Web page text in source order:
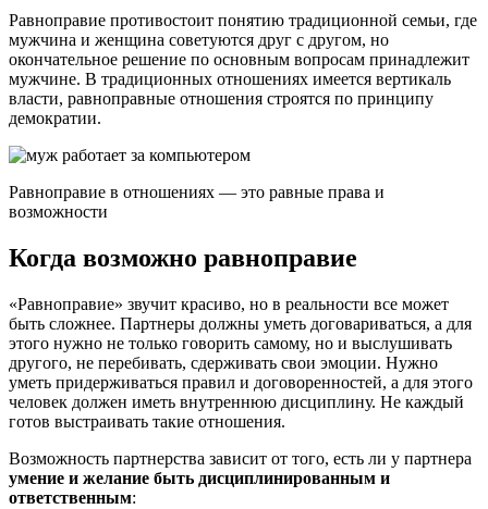
Равноправие противостоит понятию традиционной семьи, где
мужчина и женщина советуются друг с другом, но
окончательное решение по основным вопросам принадлежит
мужчине. В традиционных отношениях имеется вертикаль
власти, равноправные отношения строятся по принципу
демократии.
Равноправие в отношениях — это равные права и
возможности
Когда возможно равноправие
«Равноправие» звучит красиво, но в реальности все может
быть сложнее. Партнеры должны уметь договариваться, а для
этого нужно не только говорить самому, но и выслушивать
другого, не перебивать, сдерживать свои эмоции. Нужно
уметь придерживаться правил и договоренностей, а для этого
человек должен иметь внутреннюю дисциплину. Не каждый
готов выстраивать такие отношения.
Возможность партнерства зависит от того, есть ли у партнера
умение и желание быть дисциплинированным и
ответственным: